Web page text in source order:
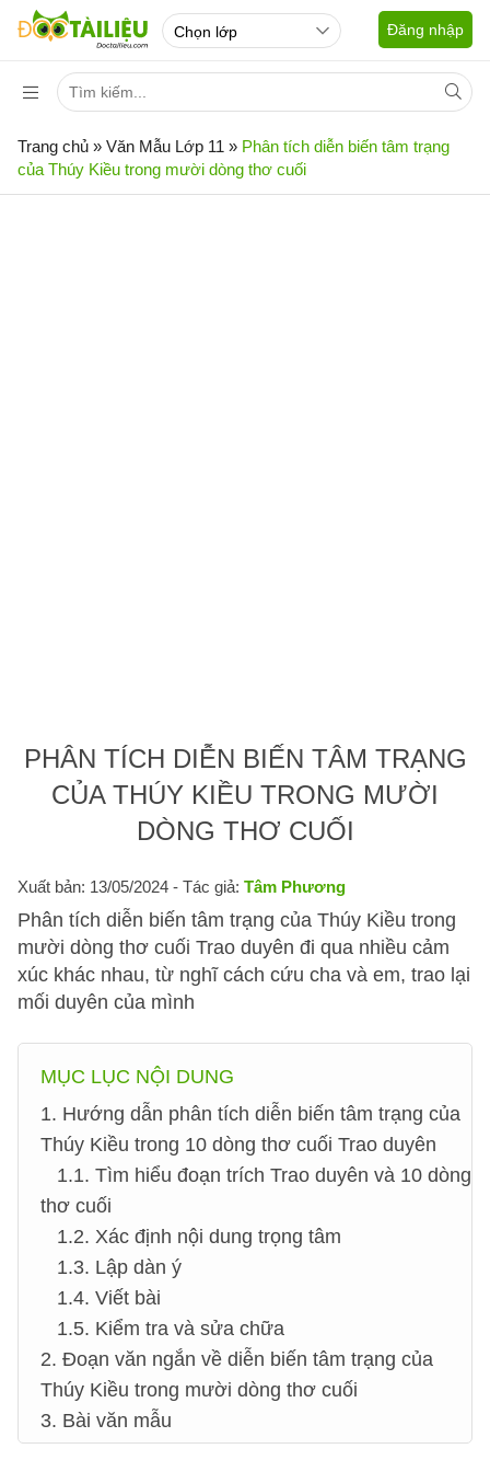
Đăng nhập
Trang chủ » Văn Mẫu Lớp 11 » Phân tích diễn biến tâm trạng
của Thúy Kiều trong mười dòng thơ cuối
PHÂN TÍCH DIỄN BIẾN TÂM TRẠNG
CỦA THÚY KIỀU TRONG MƯỜI
DÒNG THƠ CUỐI
Xuất bản: 13/05/2024 - Tác giả: Tâm Phương
Phân tích diễn biến tâm trạng của Thúy Kiều trong
mười dòng thơ cuối Trao duyên đi qua nhiều cảm
xúc khác nhau, từ nghĩ cách cứu cha và em, trao lại
mối duyên của mình
MỤC LỤC NỘI DUNG
1. Hướng dẫn phân tích diễn biến tâm trạng của
Thúy Kiều trong 10 dòng thơ cuối Trao duyên
1.1. Tìm hiểu đoạn trích Trao duyên và 10 dòng
thơ cuối
1.2. Xác định nội dung trọng tâm
1.3. Lập dàn ý
1.4. Viết bài
1.5. Kiểm tra và sửa chữa
2. Đoạn văn ngắn về diễn biến tâm trạng của
Thúy Kiều trong mười dòng thơ cuối
3. Bài văn mẫu